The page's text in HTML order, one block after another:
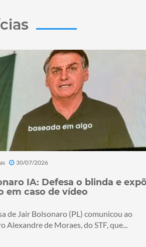
30/07/2026
IA: Defesa o blinda e
em caso de vídeo
de Jair Bolsonaro (PL) comunicou ao
Alexandre de Moraes, do STF, que...